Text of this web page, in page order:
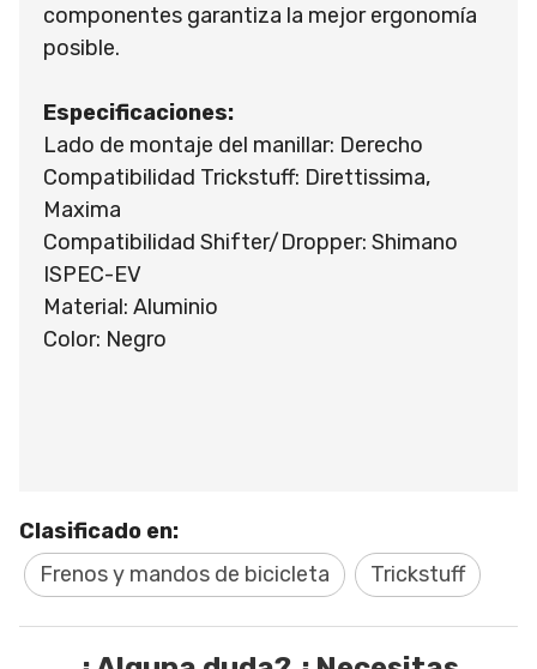
componentes garantiza la mejor ergonomía
posible.
Especificaciones:
Lado de montaje del manillar: Derecho
Compatibilidad Trickstuff: Direttissima,
Maxima
Compatibilidad Shifter/Dropper: Shimano
ISPEC-EV
Material: Aluminio
Color: Negro
Clasificado en:
Frenos y mandos de bicicleta
Trickstuff